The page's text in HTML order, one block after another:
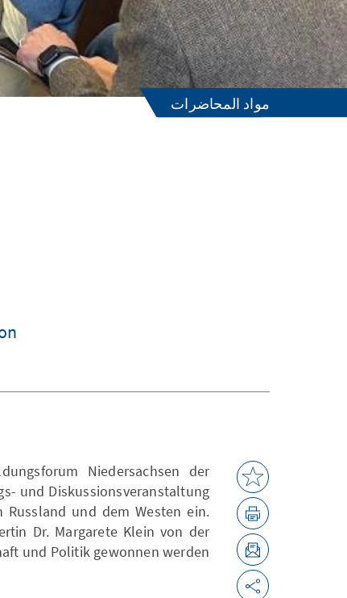
مواد المحاضرات
Niedersachsen der
und Diskussionsveranstaltung
und dem Westen ein.
Dr. Margarete Klein von der
und Politik gewonnen werden.